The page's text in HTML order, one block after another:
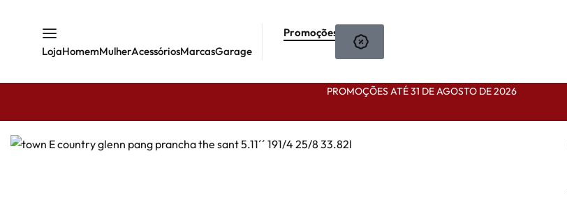
LojaHomemMulherAcessóriosMarcasGarage
Promoções
PROMOÇÕES ATÉ 31 DE AGOSTO DE 2026